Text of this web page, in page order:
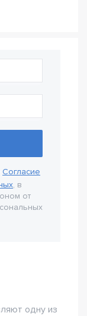
Согласие
, в
от
одну из